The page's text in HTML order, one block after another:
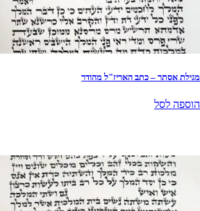
מגילת אסתר – כתב האריז"ל מהודר
הוספה לסל